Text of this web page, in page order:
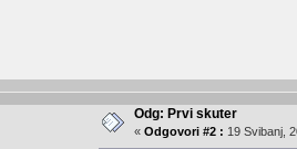
Odg: Prvi skuter
« Odgovori #2 : 19 Svibanj,